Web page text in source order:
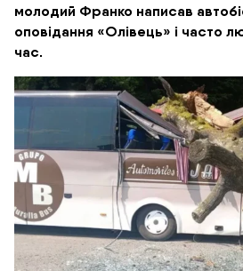
молодий Франко написав
оповідання «Олівець» і часто
час.